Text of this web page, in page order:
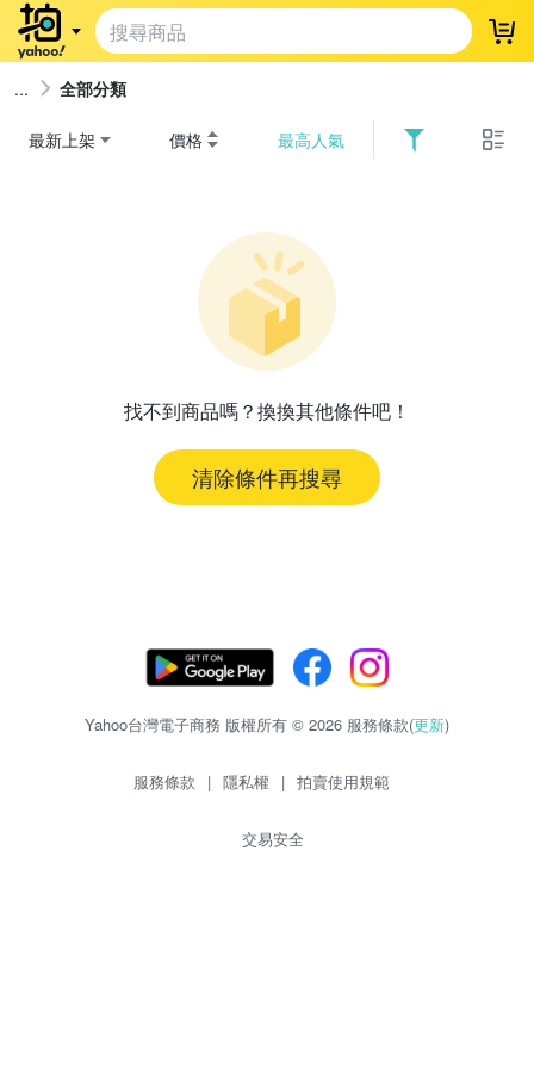
登
全部分類
最新上架 價格 最高人氣
找不到商品嗎？換換其他條件吧！
清除條件再搜尋
Yahoo台灣電子商務 版權所有 © 2026 服務條款(更新)
服務條款 | 隱私權 | 拍賣使用規範
交易安全